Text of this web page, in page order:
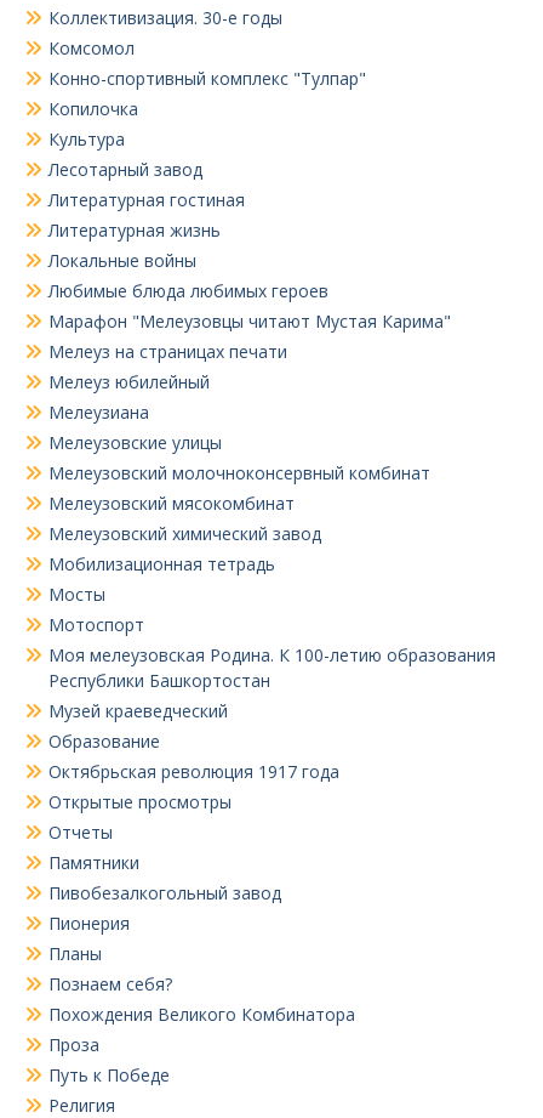
Коллективизация. 30-е годы
Комсомол
Конно-спортивный комплекс "Тулпар"
Копилочка
Культура
Лесотарный завод
Литературная гостиная
Литературная жизнь
Локальные войны
Любимые блюда любимых героев
Марафон "Мелеузовцы читают Мустая Карима"
Мелеуз на страницах печати
Мелеуз юбилейный
Мелеузиана
Мелеузовские улицы
Мелеузовский молочноконсервный комбинат
Мелеузовский мясокомбинат
Мелеузовский химический завод
Мобилизационная тетрадь
Мосты
Мотоспорт
Моя мелеузовская Родина. К 100-летию образования
Республики Башкортостан
Музей краеведческий
Образование
Октябрьская революция 1917 года
Открытые просмотры
Отчеты
Памятники
Пивобезалкогольный завод
Пионерия
Планы
Познаем себя?
Похождения Великого Комбинатора
Проза
Путь к Победе
Религия